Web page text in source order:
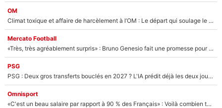
OM
Climat toxique et affaire de harcèlement à l’OM : Le départ qui soulage le vestiaire de Bruno Genesio
Mercato Football
«Très, très agréablement surpris» : Bruno Genesio fait une promesse pour la suite du mercato de l’OM et rassure les supporters
PSG
PSG : Deux gros transferts bouclés en 2027 ? L'IA prédit déjà les deux joueurs qui pourraient rejoindre Luis Enrique !
Omnisport
«C'est un beau salaire par rapport à 90 % des Français» : Voilà combien touchait Nelson Monfort sur France Télévisions avant de rejoindre CNews